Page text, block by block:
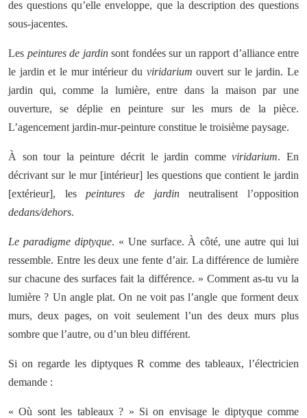
des questions qu’elle enveloppe, que la description des questions
sous-jacentes.
Les peintures de jardinsont fondées sur un rapport d’alliance entre
le jardin et le mur intérieur du viridarium ouvert sur le jardin. Le
jardin qui, comme la lumière, entre dans la maison par une
ouverture, se déplie en peinture sur les murs de la pièce.
L’agencement jardin-mur-peinture constitue le troisième paysage.
À son tour la peinture décrit le jardin commeviridarium. En
décrivant sur le mur [intérieur] les questions que contient le jardin
[extérieur], lespeintures de jardinneutralisent l’opposition
dedans/dehors.
Le paradigme diptyque. « Une surface. À côté, une autre qui lui
ressemble. Entre les deux une fente d’air. La différence de lumière
sur chacune des surfaces fait la différence. » Comment as-tu vu la
lumière ? Un angle plat. On ne voit pas l’angle que forment deux
murs, deux pages, on voit seulement l’un des deux murs plus
sombre que l’autre, ou d’un bleu différent.
Si on regarde les diptyques R comme des tableaux, l’électricien
demande :
« Où sont les tableaux ? » Si on envisage le diptyque comme